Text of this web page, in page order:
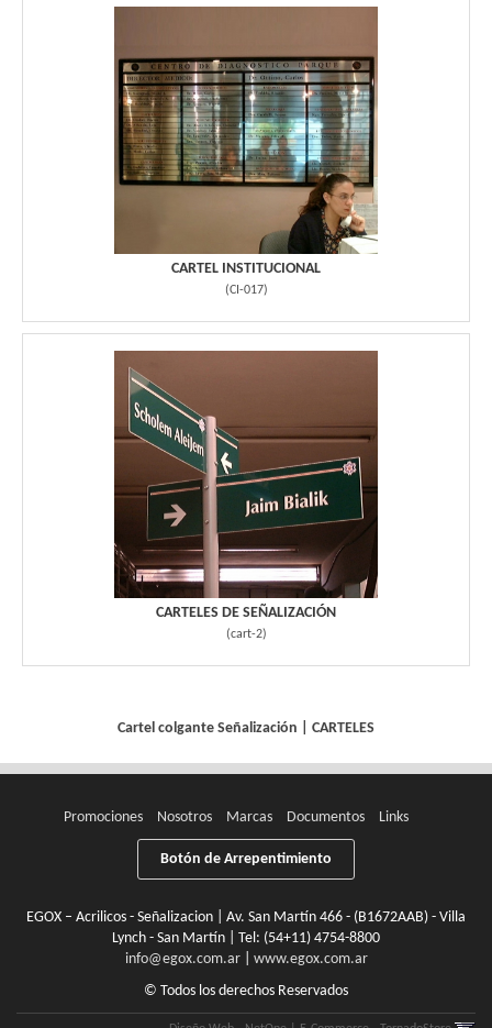
CARTEL INSTITUCIONAL
(CI-017)
CARTELES DE SEÑALIZACIÓN
(cart-2)
Cartel colgante Señalización CARTELES
Promociones Nosotros Marcas Documentos Links
Botón de Arrepentimiento
EGOX – Acrilicos - Señalizacion | Av. San Martín 466 - (B1672AAB) - Villa
Lynch - San Martín | Tel: (54+11) 4754-8800
info@egox.com.ar| www.egox.com.ar
© Todos los derechos Reservados